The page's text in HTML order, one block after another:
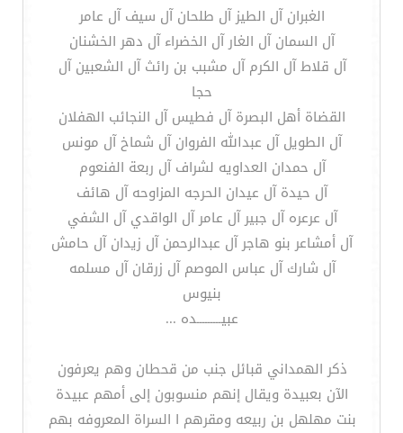
الغبران آل الطيز آل طلحان آل سيف آل عامر
آل السمان آل الغار آل الخضراء آل دهر الخشنان
آل قلاط آل الكرم آل مشبب بن رائث آل الشعبين آل
حجا
القضاة أهل البصرة آل فطيس آل النجائب الهفلان
آل الطويل آل عبدالله الفروان آل شماخ آل مونس
آل حمدان العداويه لشراف آل ربعة الفنعوم
آل حيدة آل عيدان الحرجه المزاوحه آل هائف
آل عرعره آل جبير آل عامر آل الواقدي آل الشفي
آل أمشاعر بنو هاجر آل عبدالرحمن آل زيدان آل حامش
آل شارك آل عباس الموصم آل زرقان آل مسلمه
بنيوس
عبيـــــــــده ...
ذكر الهمداني قبائل جنب من قحطان وهم يعرفون
الآن بعبيدة ويقال إنهم منسوبون إلى أمهم عبيدة
بنت مهلهل بن ربيعه ومقرهم ا السراة المعروفه بهم